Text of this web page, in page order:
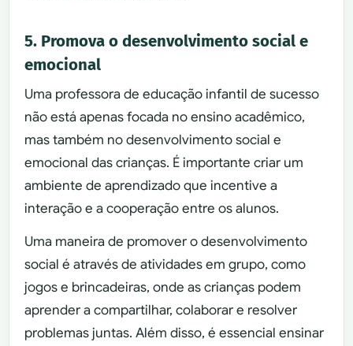
5. Promova o desenvolvimento social e
emocional
Uma professora de educação infantil de sucesso
não está apenas focada no ensino acadêmico,
mas também no desenvolvimento social e
emocional das crianças. É importante criar um
ambiente de aprendizado que incentive a
interação e a cooperação entre os alunos.
Uma maneira de promover o desenvolvimento
social é através de atividades em grupo, como
jogos e brincadeiras, onde as crianças podem
aprender a compartilhar, colaborar e resolver
problemas juntas. Além disso, é essencial ensinar